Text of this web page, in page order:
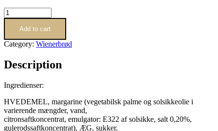
Kanelhorn
quantity
Add to cart
Category: Wienerbrød
Description
Ingredienser:
HVEDEMEL, margarine (vegetabilsk palme og solsikkeolie i
varierende mængder, vand,
citronsaftkoncentrat, emulgator: E322 af solsikke, salt 0,20%,
gulerodssaftkoncentrat), ÆG, sukker,